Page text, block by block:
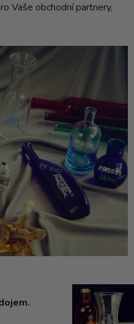
Vaše obchodní partnery,